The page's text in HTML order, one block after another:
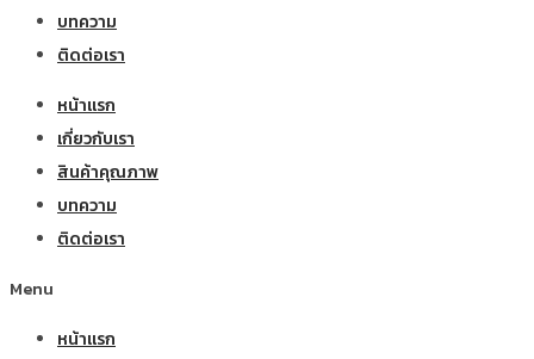
บทความ
ติดต่อเรา
หน้าแรก
เกี่ยวกับเรา
สินค้าคุณภาพ
บทความ
ติดต่อเรา
Menu
หน้าแรก